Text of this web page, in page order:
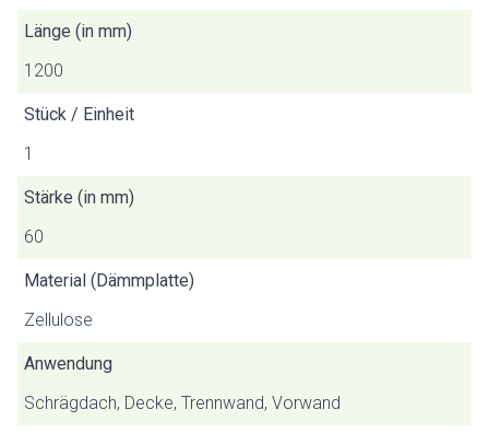
Länge (in mm)
1200
Stück / Einheit
1
Stärke (in mm)
60
Material (Dämmplatte)
Zellulose
Anwendung
Schrägdach, Decke, Trennwand, Vorwand